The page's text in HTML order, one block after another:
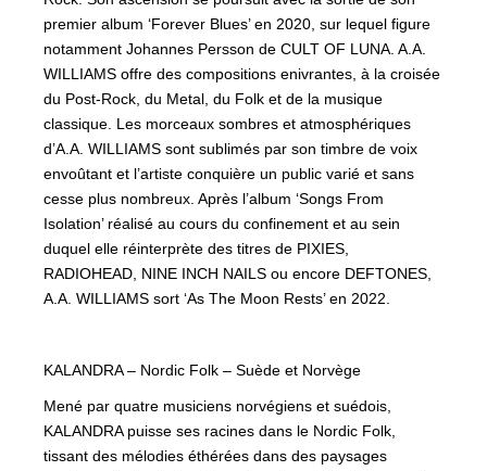
premier album ‘Forever Blues’ en 2020, sur lequel figure
notamment Johannes Persson de CULT OF LUNA. A.A.
WILLIAMS offre des compositions enivrantes, à la croisée
du Post-Rock, du Metal, du Folk et de la musique
classique. Les morceaux sombres et atmosphériques
d’A.A. WILLIAMS sont sublimés par son timbre de voix
envoûtant et l’artiste conquière un public varié et sans
cesse plus nombreux. Après l’album ‘Songs From
Isolation’ réalisé au cours du confinement et au sein
duquel elle réinterprète des titres de PIXIES,
RADIOHEAD, NINE INCH NAILS ou encore DEFTONES,
A.A. WILLIAMS sort ‘As The Moon Rests’ en 2022.
KALANDRA – Nordic Folk – Suède et Norvège
Mené par quatre musiciens norvégiens et suédois,
KALANDRA puisse ses racines dans le Nordic Folk,
tissant des mélodies éthérées dans des paysages